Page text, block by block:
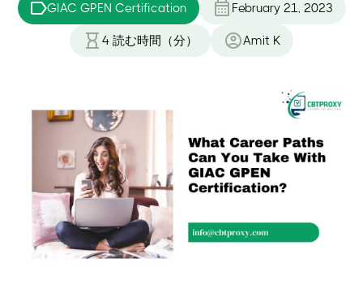
GIAC GPEN Certification February 21, 2023
4 読む時間（分） Amit K